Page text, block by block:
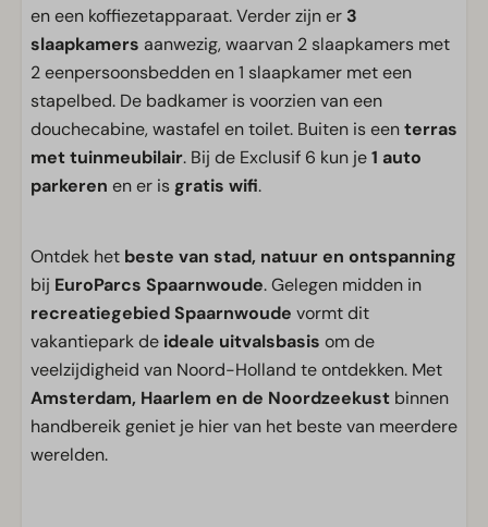
en een koffiezetapparaat. Verder zijn er 3
slaapkamers aanwezig, waarvan 2 slaapkamers met
2 eenpersoonsbedden en 1 slaapkamer met een
stapelbed. De badkamer is voorzien van een
douchecabine, wastafel en toilet. Buiten is eenterras
met tuinmeubilair. Bij de Exclusif 6 kun je1 auto
parkeren en er is gratis wifi.
Ontdek het beste van stad, natuur en ontspanning
bij EuroParcs Spaarnwoude. Gelegen midden in
recreatiegebied Spaarnwoude vormt dit
vakantiepark de ideale uitvalsbasis om de
veelzijdigheid van Noord-Holland te ontdekken. Met
Amsterdam, Haarlem en de Noordzeekust binnen
handbereik geniet je hier van het beste van meerdere
werelden.